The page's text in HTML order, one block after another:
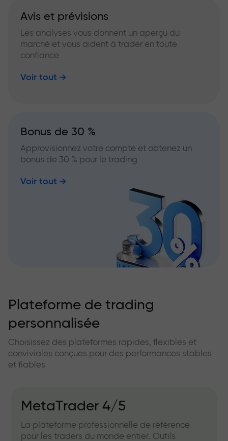
Avis et prévisions
Les analyses vous donnent un aperçu du
marché et vous aident à trader en toute
confiance
Voir tout
Bonus de 30 %
Approvisionnez votre compte et obtenez un
bonus de 30 % pour le trading
Voir tout
Plateforme de trading
personnalisée
Choisissez des plateformes rapides, flexibles et
conviviales conçues pour des performances stables
et fiables
MetaTrader 4/5
La plateforme professionnelle de référence
pour les traders du monde entier. Outils